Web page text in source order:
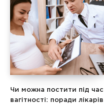
Чи можна постити під час
вагітності: поради лікарів